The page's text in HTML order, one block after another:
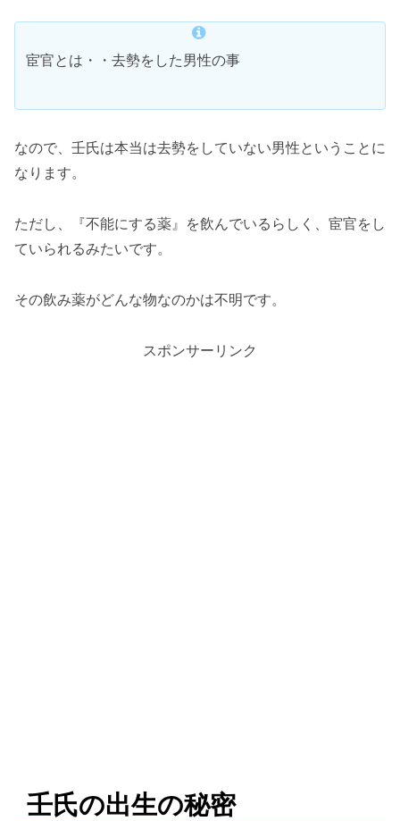
宦官とは・・去勢をした男性の事
なので、壬氏は本当は去勢をしていない男性ということに
なります。
ただし、『不能にする薬』を飲んでいるらしく、宦官をし
ていられるみたいです。
その飲み薬がどんな物なのかは不明です。
スポンサーリンク
壬氏の出生の秘密